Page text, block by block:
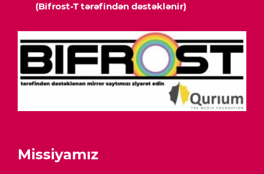
(Bifrost-T tərəfindən dəstəklənir)
Missiyamız